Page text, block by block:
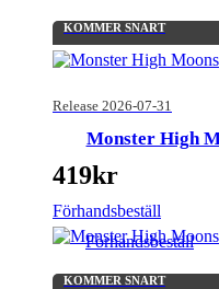
KOMMER SNART
Release 2026-07-31
Monster High
419kr
Förhandsbeställ
KOMMER SNART
Förhandsbeställ